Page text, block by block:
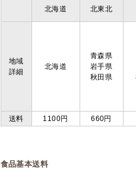
北海道 北東北
地域
詳細
北海道
青森県
岩手県
秋田県
送料 1100円 660円
食品基本送料